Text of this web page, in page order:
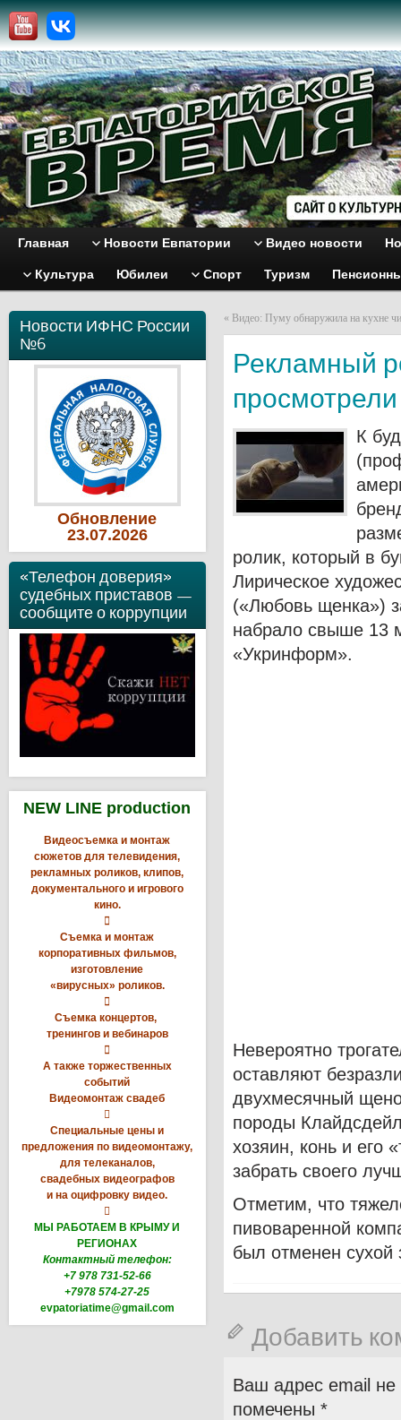
Главная Новости Евпатории Видео новости
Культура Юбилеи Спорт Туризм
Новости ИФНС России
№6
Обновление
23.07.2026
«Телефон доверия»
судебных приставов —
сообщите о коррупции
NEW LINE production
Видеосъемка и монтаж
сюжетов для телевидения,
рекламных роликов, клипов,
документального и игрового
кино.

Съемка и монтаж
корпоративных фильмов,
изготовление
«вирусных» роликов.

Съемка концертов,
тренингов и вебинаров

А также торжественных
событий
Видеомонтаж свадеб

Специальные цены и
предложения по видеомонтажу,
для телеканалов,
свадебных видеографов
и на оцифровку видео.

МЫ РАБОТАЕМ В КРЫМУ И
РЕГИОНАХ
Контактный телефон:
+7 978 731-52-66
+7978 574-27-25
evpatoriatime@gmail.com
« Видео: Пуму обнаружила на кухне
Рекламный
К
ролик, который в
Лирическое
(«Любовь щенка»)
набрало свыше 13
«Укринформ».
Невероятно
оставляют
двухмесячный
породы
хозяин, конь и его
забрать своего
Отметим, что
пивоваренной
был отменен
Добавить
Ваш адрес email не
помечены *